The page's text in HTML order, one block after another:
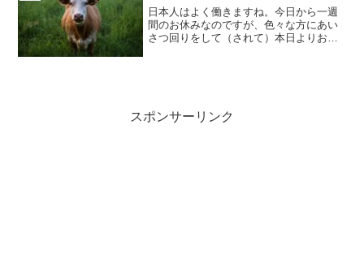
日本人はよく働きますね。今日から一週
間のお休みなのですが、色々な方にあい
さつ回りをして（されて）本日よりお休
スポンサーリンク